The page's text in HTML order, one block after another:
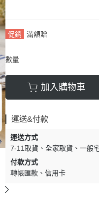
促銷 滿額贈
數量
加入購物車
運送&付款
運送方式
7-11取貨
全家取貨 一般
付款方式
轉帳匯款
信用卡